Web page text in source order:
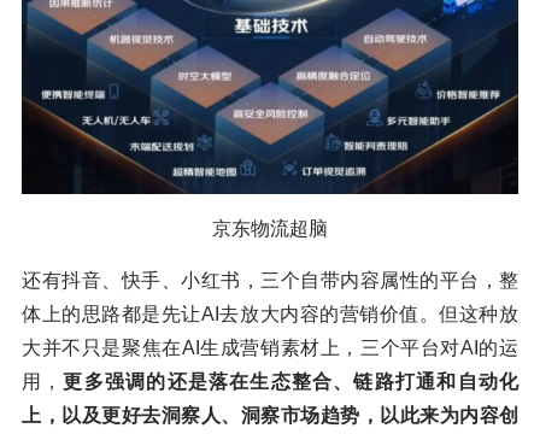
京东物流超脑
还有抖音、快手、小红书，三个自带内容属性的平台，整
体上的思路都是先让AI去放大内容的营销价值。但这种放
大并不只是聚焦在AI生成营销素材上，三个平台对AI的运
用，更多强调的还是落在生态整合、链路打通和自动化
上，以及更好去洞察人、洞察市场趋势，以此来为内容创